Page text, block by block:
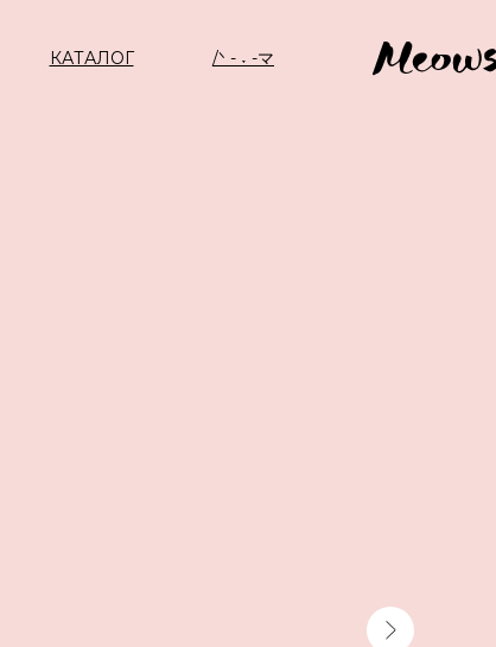
КАТАЛОГ /ᐠ - ˕ -マ